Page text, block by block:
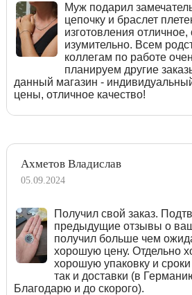
Муж подарил
цепочку и браслет
изготовления отличное,
изумительно. Всем
коллегам по работе
планируем другие
данный магазин -
цены, отличное качество!
Ахметов Владислав
05.09.2024
Получил свой заказ.
предыдущие отзывы о
получил больше чем
хорошую цену. Отдельно
хорошую упаковку и сроки
так и доставки (в
Благодарю и до скорого).